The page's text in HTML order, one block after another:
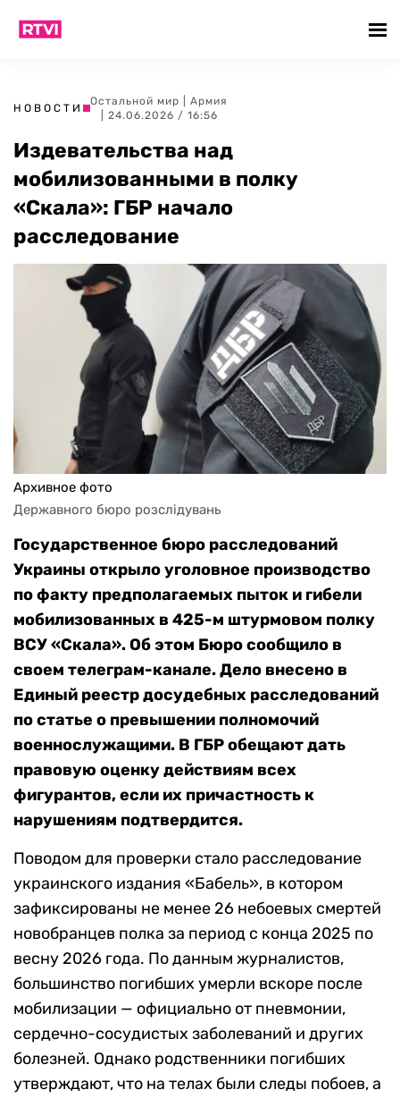
НОВОСТИ
Остальной мир
Армия
| 24.06.2026 / 16:56
Издевательства над
мобилизованными в полку
«Скала»: ГБР начало
расследование
Архивное фото
Державного бюро розслідувань
Государственное бюро расследований
Украины открыло уголовное производство
по факту предполагаемых пыток и гибели
мобилизованных в 425-м штурмовом полку
ВСУ «Скала». Об этом Бюро сообщило в
своем телеграм-канале. Дело внесено в
Единый реестр досудебных расследований
по статье о превышении полномочий
военнослужащими. В ГБР обещают дать
правовую оценку действиям всех
фигурантов, если их причастность к
нарушениям подтвердится.
Поводом для проверки стало расследование
украинского издания «Бабель», в котором
зафиксированы не менее 26 небоевых смертей
новобранцев полка за период с конца 2025 по
весну 2026 года. По данным журналистов,
большинство погибших умерли вскоре после
мобилизации — официально от пневмонии,
сердечно-сосудистых заболеваний и других
болезней. Однако родственники погибших
утверждают, что на телах были следы побоев, а